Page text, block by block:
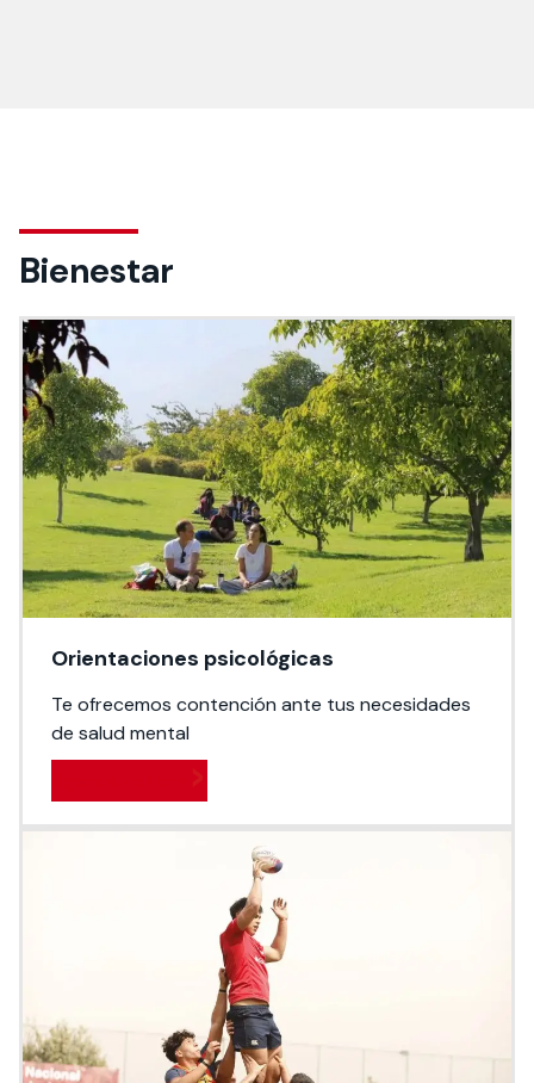
Bienestar
Orientaciones psicológicas
Te ofrecemos contención ante tus necesidades
de salud mental